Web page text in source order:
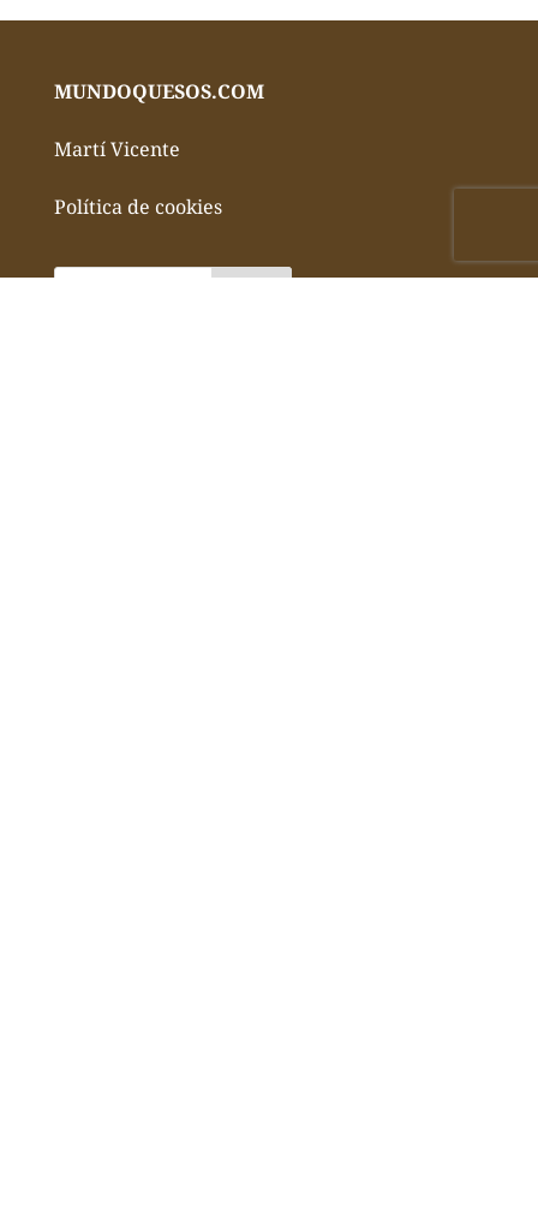
MUNDOQUESOS.COM
Martí Vicente
Política de cookies